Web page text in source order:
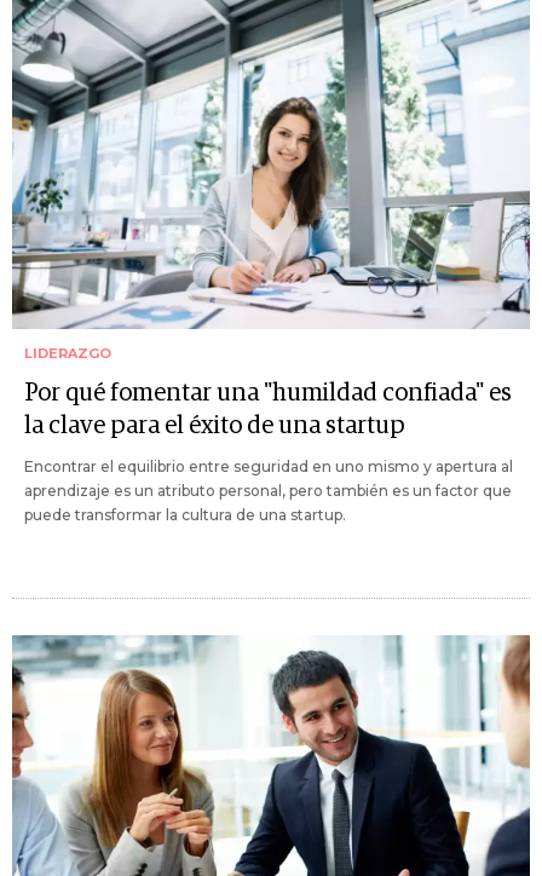
LIDERAZGO
Por qué fomentar una "humildad confiada" es
la clave para el éxito de una startup
Encontrar el equilibrio entre seguridad en uno mismo y apertura al
aprendizaje es un atributo personal, pero también es un factor que
puede transformar la cultura de una startup.